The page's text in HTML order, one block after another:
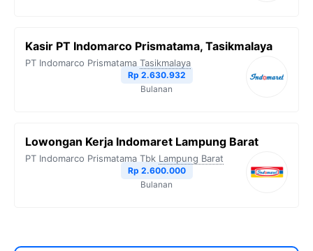
Kasir PT Indomarco Prismatama, Tasikmalaya
PT Indomarco Prismatama Tasikmalaya
Rp 2.630.932
Bulanan
Lowongan Kerja Indomaret Lampung Barat
PT Indomarco Prismatama Tbk Lampung Barat
Rp 2.600.000
Bulanan